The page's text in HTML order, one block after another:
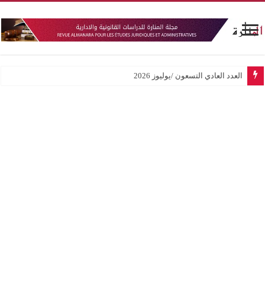
العدد العادي التسعون /يوليوز 2026